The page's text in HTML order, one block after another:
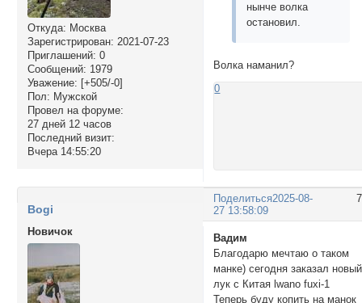
Откуда: Москва
Зарегистрирован: 2021-07-23
Приглашений: 0
Сообщений: 1979
Уважение: [+505/-0]
Пол: Мужской
Провел на форуме:
27 дней 12 часов
Последний визит:
Вчера 14:55:20
нынче волка
остановил.
Волка наманил?
0
Поделиться2025-08-
27 13:58:09
Bogi
Новичок
Вадим
Благодарю мечтаю о таком
манке) сегодня заказал новый
лук с Китая lwano fuxi-1
Теперь буду копить на манок